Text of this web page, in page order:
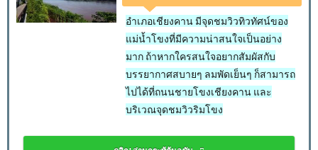
อำเภอเชียงคาน มีจุดชมวิวทิวทัศน์ของ
แม่น้ำโขงที่มีความน่าสนใจเป็นอย่าง
มาก ถ้าหากใครสนใจอยากสัมผัสกับ
บรรยากาศสบายๆ ลมพัดเย็นๆ ก็สามารถ
ไปได้ที่ถนนชายโขงเชียงคาน และ
บริเวณจุดชมวิวริมโขง